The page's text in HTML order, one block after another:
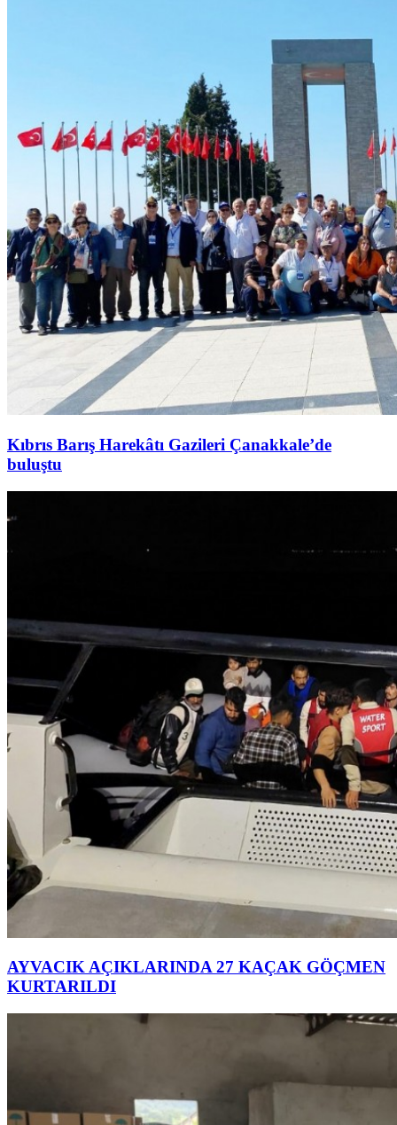
Kıbrıs Barış Harekâtı Gazileri Çanakkale’de
buluştu
AYVACIK AÇIKLARINDA 27 KAÇAK GÖÇMEN
KURTARILDI